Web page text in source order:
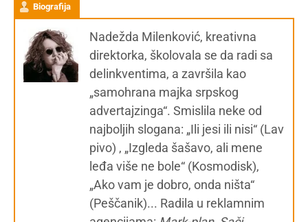
Biografija
Nadežda Milenković, kreativna
direktorka, školovala se da radi sa
delinkventima, a završila kao
„samohrana majka srpskog
advertajzinga“. Smislila neke od
najboljih slogana: „Ili jesi ili nisi“ (Lav
pivo) , „Izgleda šašavo, ali mene
leđa više ne bole“ (Kosmodisk),
„Ako vam je dobro, onda ništa“
(Peščanik)... Radila u reklamnim